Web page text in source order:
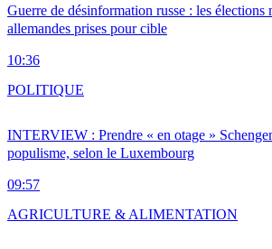
Guerre de désinformation russe : les élections
allemandes prises pour cible
10:36
INTERVIEW : Prendre « en otage »
populisme, selon le Luxembourg
09:57
POLITIQUE
AGRICULTURE & ALIMENTATION